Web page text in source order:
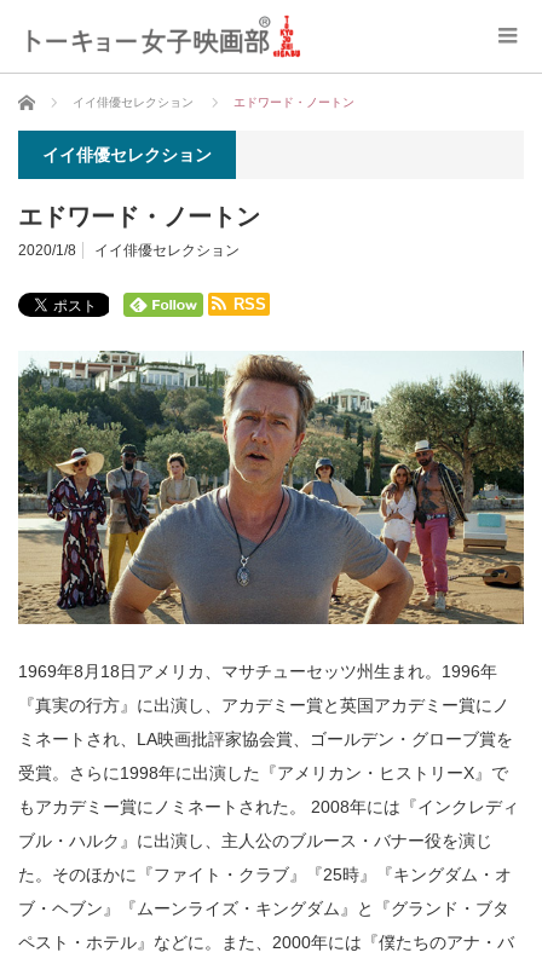
ホーム イイ俳優セレクション エドワード・ノートン
イイ俳優セレクション
エドワード・ノートン
2020/1/8 イイ俳優セレクション
RSS
1969年8月18日アメリカ、マサチューセッツ州生まれ。1996年
『真実の行方』に出演し、アカデミー賞と英国アカデミー賞にノ
ミネートされ、LA映画批評家協会賞、ゴールデン・グローブ賞を
受賞。さらに1998年に出演した『アメリカン・ヒストリーX』で
もアカデミー賞にノミネートされた。 2008年には『インクレディ
ブル・ハルク』に出演し、主人公のブルース・バナー役を演じ
た。そのほかに『ファイト・クラブ』『25時』『キングダム・オ
ブ・ヘブン』『ムーンライズ・キングダム』と『グランド・ブタ
ペスト・ホテル』などに。また、2000年には『僕たちのアナ・バ